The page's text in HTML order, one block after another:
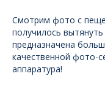
Смотрим фото с
получилось
предназначена
качественной фото-
аппаратура!